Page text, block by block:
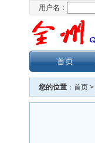
用户名：
首页
您的位置 ： 首页 >